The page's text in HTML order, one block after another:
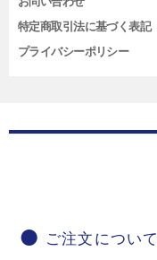
特定商取引法に基づく表記
プライバシーポリシー
ご注文について